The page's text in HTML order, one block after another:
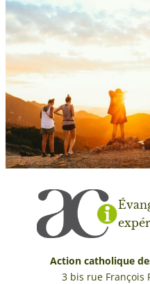
Action catholique
3 bis rue François